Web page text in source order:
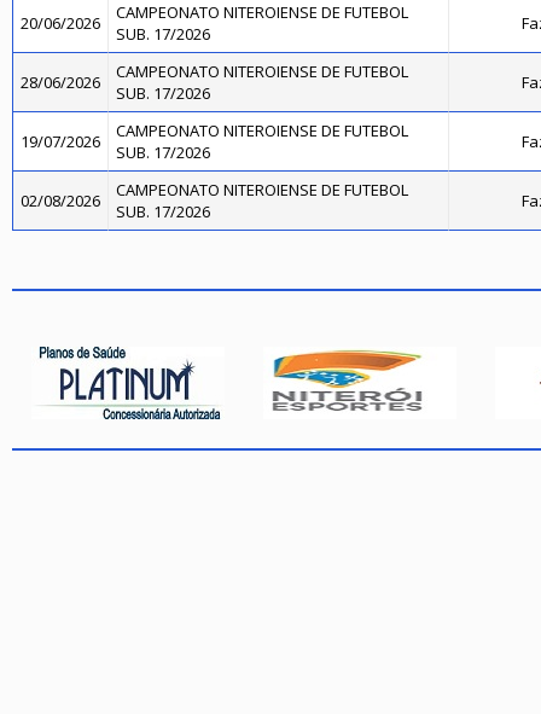
20/06/2026
CAMPEONATO NITEROIENSE DE FUTEBOL
SUB. 17/2026
28/06/2026
CAMPEONATO NITEROIENSE DE FUTEBOL
SUB. 17/2026
19/07/2026
CAMPEONATO NITEROIENSE DE FUTEBOL
SUB. 17/2026
02/08/2026
CAMPEONATO NITEROIENSE DE FUTEBOL
SUB. 17/2026